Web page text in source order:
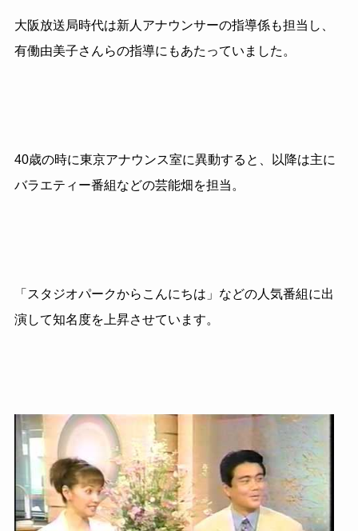
大阪放送局時代は新人アナウンサーの指導係も担当し、
有働由美子さんらの指導にもあたっていました。
40歳の時に東京アナウンス室に異動すると、以降は主に
バラエティー番組などの芸能畑を担当。
「スタジオパークからこんにちは」などの人気番組に出
演して知名度を上昇させています。